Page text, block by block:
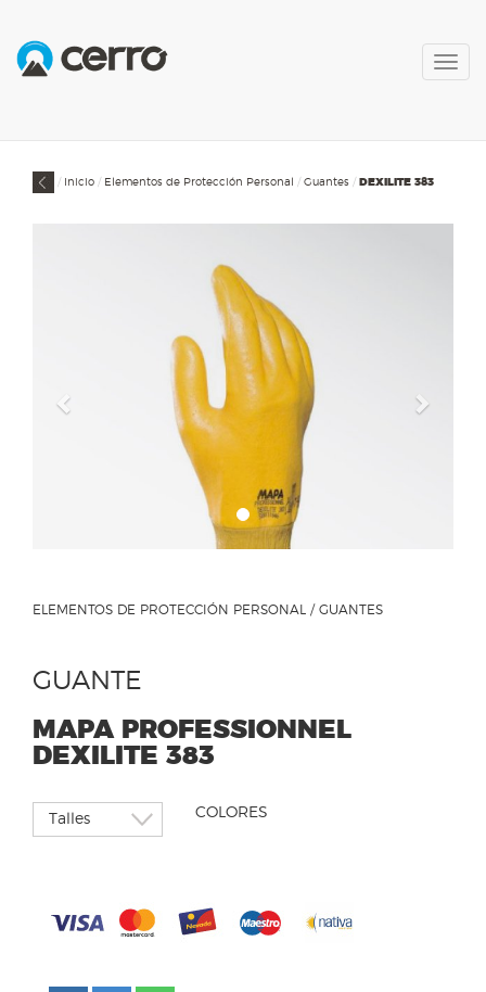
Inicio Elementos de Protección Personal Guantes DEXILITE 383
ELEMENTOS DE PROTECCIÓN PERSONAL / GUANTES
GUANTE
MAPA PROFESSIONNEL
DEXILITE 383
COLORES